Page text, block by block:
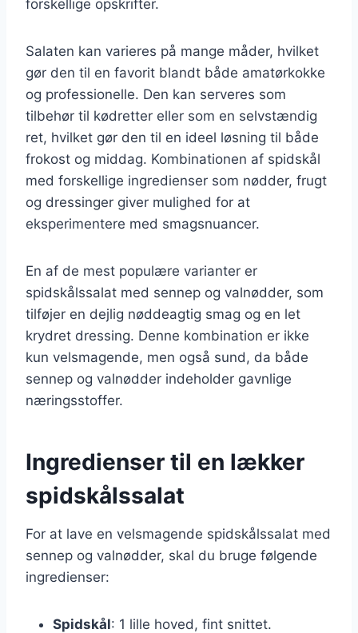
forskellige opskrifter.
Salaten kan varieres på mange måder, hvilket
gør den til en favorit blandt både amatørkokke
og professionelle. Den kan serveres som
tilbehør til kødretter eller som en selvstændig
ret, hvilket gør den til en ideel løsning til både
frokost og middag. Kombinationen af spidskål
med forskellige ingredienser som nødder, frugt
og dressinger giver mulighed for at
eksperimentere med smagsnuancer.
En af de mest populære varianter er
spidskålssalat med sennep og valnødder, som
tilføjer en dejlig nøddeagtig smag og en let
krydret dressing. Denne kombination er ikke
kun velsmagende, men også sund, da både
sennep og valnødder indeholder gavnlige
næringsstoffer.
Ingredienser til en lækker
spidskålssalat
For at lave en velsmagende spidskålssalat med
sennep og valnødder, skal du bruge følgende
ingredienser:
Spidskål: 1 lille hoved, fint snittet.